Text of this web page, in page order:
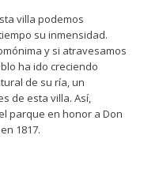
villa podemos
su inmensidad.
y si atravesamos
ha ido creciendo
de su ría, un
de esta villa. Así,
parque en honor a Don
1817.